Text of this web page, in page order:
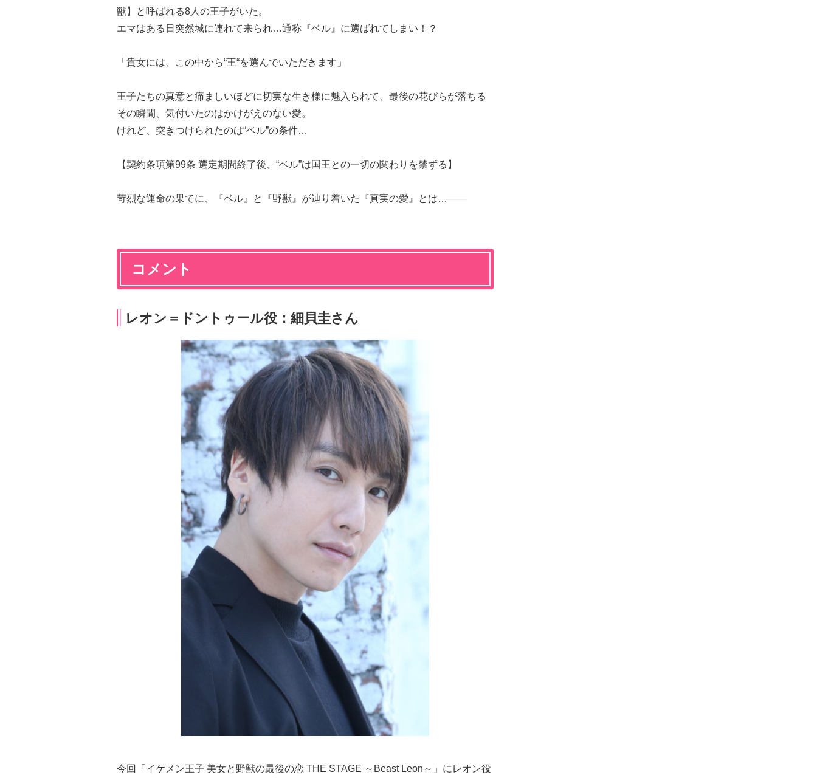
獣】と呼ばれる8人の王子がいた。
エマはある日突然城に連れて来られ…通称『ベル』に選ばれてしまい！？
「貴女には、この中から“王“を選んでいただきます」
王子たちの真意と痛ましいほどに切実な生き様に魅入られて、最後の花びらが落ちる
その瞬間、気付いたのはかけがえのない愛。
けれど、突きつけられたのは“ベル”の条件…
【契約条項第99条 選定期間終了後、“ベル”は国王との一切の関わりを禁ずる】
苛烈な運命の果てに、『ベル』と『野獣』が辿り着いた『真実の愛』とは…――
コメント
レオン＝ドントゥール役：細貝圭さん
今回「イケメン王子 美女と野獣の最後の恋 THE STAGE ～Beast Leon～」にレオン役